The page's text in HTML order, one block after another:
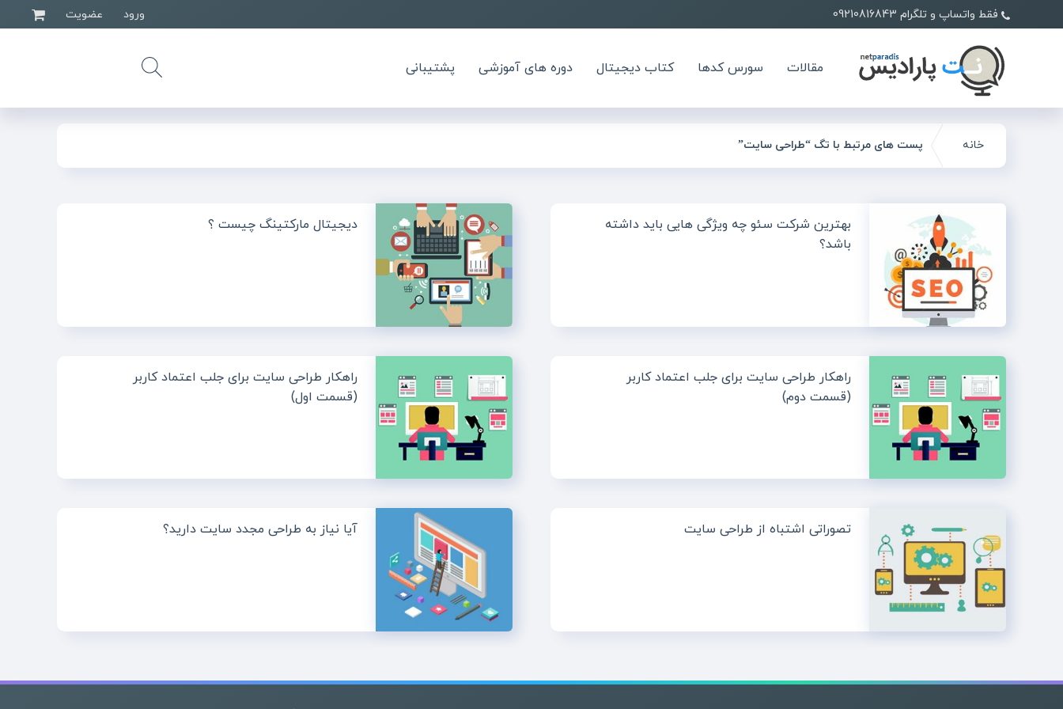
ورود عضویت
مقالات سورس کدها کتاب دیجیتال دوره های آموزشی پشتیبانی
خانه پست های مرتبط با تگ “طراحی سایت”
بهترین شرکت سئو چه ویژگی هایی باید داشته
باشد؟
دیجیتال مارکتینگ چیست ؟
راهکار طراحی سایت برای جلب اعتماد کاربر
(قسمت دوم)
راهکار طراحی سایت برای جلب اعتماد کاربر
(قسمت اول)
تصوراتی اشتباه از طراحی سایت آیا نیاز به طراحی مجدد سایت دارید؟